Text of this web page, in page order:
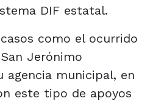
DIF estatal.
como el ocurrido
Jerónimo
agencia municipal, en
este tipo de apoyos